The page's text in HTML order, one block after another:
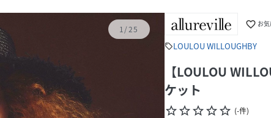
1/25 favorite_border お
sellLOULOU WILLOUGHBY
【LOULOU
ケット
star_borderstar_borderstar_borderstar_borderstar_border (-件)